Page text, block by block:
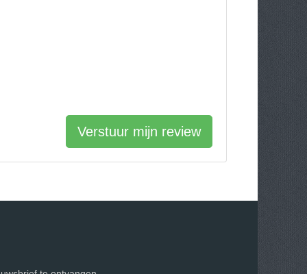
Verstuur mijn review